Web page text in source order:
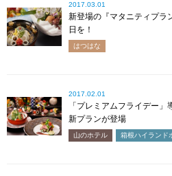
2017.03.01
新登場の『マタニティプラ
日を！
はつはな
2017.02.01
「プレミアムフライデー
新プランが登場
山のホテル 箱根ハイランド